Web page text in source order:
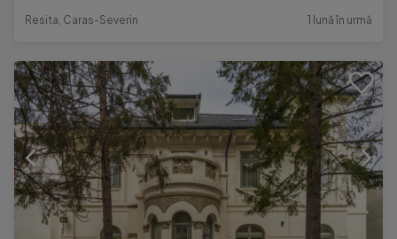
Resita, Caras-Severin 1 lună în urmă